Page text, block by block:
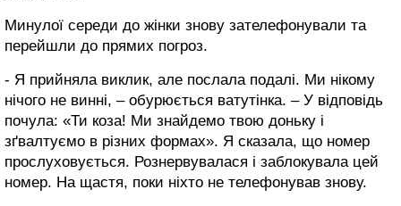
Минулої середи до жінки знову зателефонували та
перейшли до прямих погроз.
- Я прийняла виклик, але послала подалі. Ми нікому
нічого не винні, – обурюється ватутінка. – У відповідь
почула: «Ти коза! Ми знайдемо твою доньку і
зґвалтуємо в різних формах». Я сказала, що номер
прослуховується. Рознервувалася і заблокувала цей
номер. На щастя, поки ніхто не телефонував знову.